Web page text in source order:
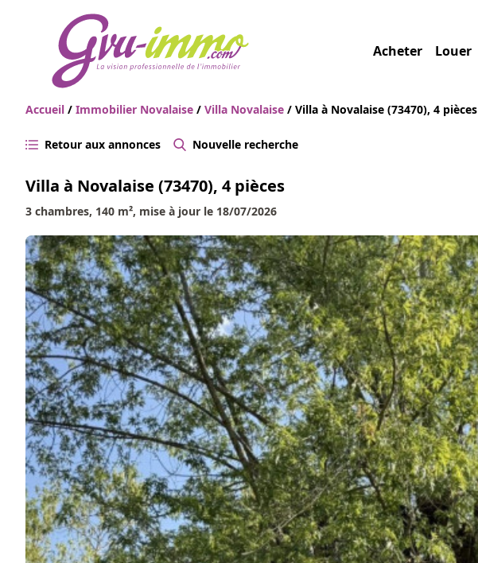
Acheter Louer
Accueil / Immobilier Novalaise / Villa Novalaise / Villa à Novalaise (73470), 4 pièces
Retour aux annonces Nouvelle recherche
Villa à Novalaise (73470), 4 pièces
3 chambres, 140 m², mise à jour le 18/07/2026